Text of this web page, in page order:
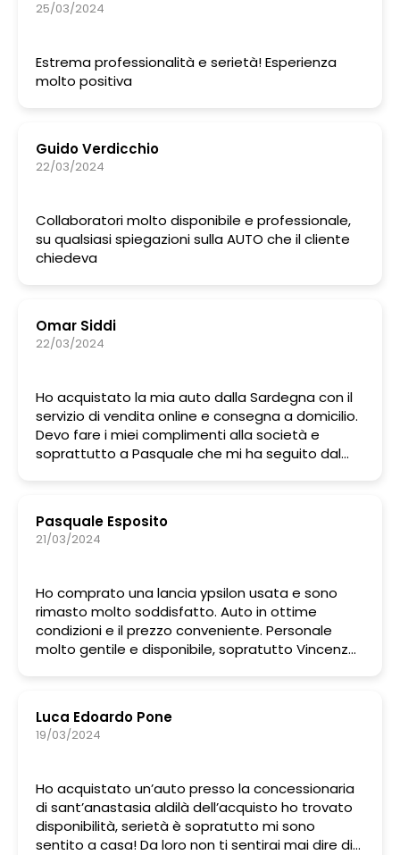
25/03/2024
Estrema professionalità e serietà! Esperienza
molto positiva
Guido Verdicchio
22/03/2024
Collaboratori molto disponibile e professionale,
su qualsiasi spiegazioni sulla AUTO che il cliente
chiedeva
Omar Siddi
22/03/2024
Ho acquistato la mia auto dalla Sardegna con il
servizio di vendita online e consegna a domicilio.
Devo fare i miei complimenti alla società e
soprattutto a Pasquale che mi ha seguito dal
stati in grado farmi sentire sicuro e di
accontentare ogni mia richiesta, foto, video,
fanno da padrone. Consiglio vivamente.
Pasquale Esposito
21/03/2024
Ho comprato una lancia ypsilon usata e sono
rimasto molto soddisfatto. Auto in ottime
condizioni e il prezzo conveniente. Personale
molto gentile e disponibile, sopratutto Vincenzo
Luca Edoardo Pone
19/03/2024
Ho acquistato un’auto presso la concessionaria
di sant’anastasia aldilà dell’acquisto ho trovato
disponibilità, serietà è sopratutto mi sono
sentito a casa! Da loro non ti sentirai mai dire di